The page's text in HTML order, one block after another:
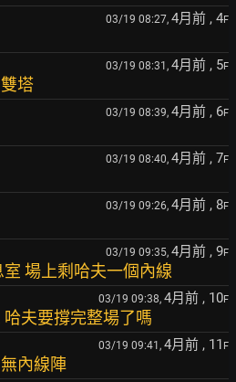
03/19 08:27, 4月前 , 4F
03/19 08:31, 4月前 , 5F
塔
03/19 08:39, 4月前 , 6F
03/19 08:40, 4月前 , 7F
03/19 09:26, 4月前 , 8F
03/19 09:35, 4月前 , 9F
場上剩哈夫一個內線
03/19 09:38, 4月前 , 10F
夫要撐完整場了嗎
03/19 09:41, 4月前 , 11 F
內線陣